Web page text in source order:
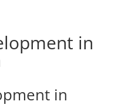
in
in